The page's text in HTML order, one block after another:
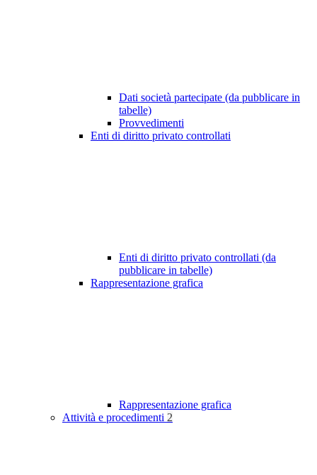
Dati società partecipate (da pubblicare in
tabelle)
Provvedimenti
Enti di diritto privato controllati
Enti di diritto privato controllati (da
pubblicare in tabelle)
Rappresentazione grafica
Rappresentazione grafica
Attività e procedimenti 2